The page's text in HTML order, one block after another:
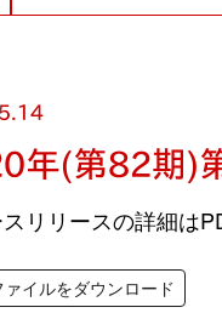
年(第82期)
リリースの詳細は
ァイルをダウンロード